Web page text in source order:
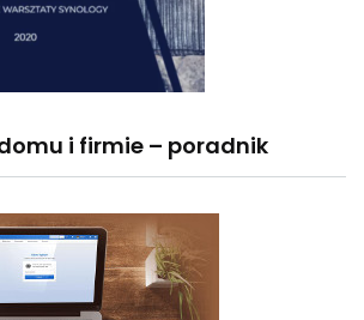
domu i firmie – poradnik